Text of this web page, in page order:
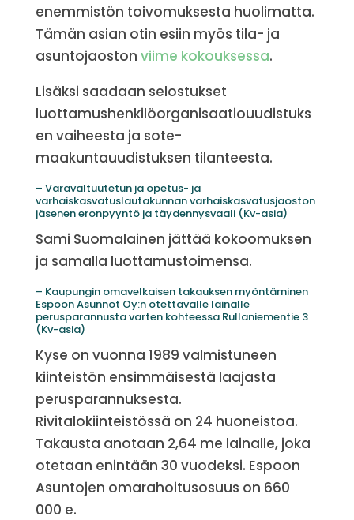
enemmistön toivomuksesta huolimatta.
Tämän asian otin esiin myös tila- ja
asuntojaoston viime kokouksessa.
Lisäksi saadaan selostukset
luottamushenkilöorganisaatiouudistuks
en vaiheesta ja sote-
maakuntauudistuksen tilanteesta.
– Varavaltuutetun ja opetus- ja
varhaiskasvatuslautakunnan varhaiskasvatusjaoston
jäsenen eronpyyntö ja täydennysvaali (Kv-asia)
Sami Suomalainen jättää kokoomuksen
ja samalla luottamustoimensa.
– Kaupungin omavelkaisen takauksen myöntäminen
Espoon Asunnot Oy:n otettavalle lainalle
perusparannusta varten kohteessa Rullaniementie 3
(Kv-asia)
Kyse on vuonna 1989 valmistuneen
kiinteistön ensimmäisestä laajasta
perusparannuksesta.
Rivitalokiinteistössä on 24 huoneistoa.
Takausta anotaan 2,64 me lainalle, joka
otetaan enintään 30 vuodeksi. Espoon
Asuntojen omarahoitusosuus on 660
000 e.